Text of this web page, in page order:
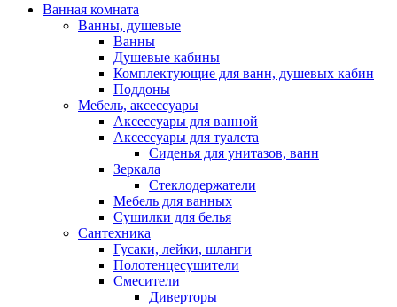
Ванная комната
Ванны, душевые
Ванны
Душевые кабины
Комплектующие для ванн, душевых кабин
Поддоны
Мебель, аксессуары
Аксессуары для ванной
Аксессуары для туалета
Сиденья для унитазов, ванн
Зеркала
Стеклодержатели
Мебель для ванных
Сушилки для белья
Сантехника
Гусаки, лейки, шланги
Полотенцесушители
Смесители
Диверторы